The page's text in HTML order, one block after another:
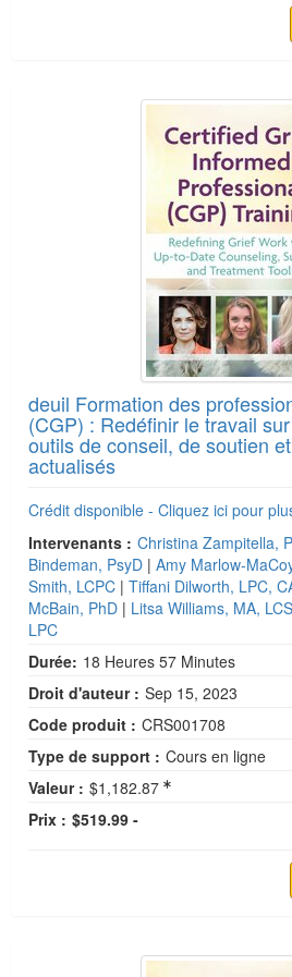
deuil Formation des
(CGP) : Redéfinir le travail
outils de conseil, de soutien
actualisés
Crédit disponible - Cliquez ici pour
Intervenants : Christina Zampitella,
Bindeman, PsyD | Amy Marlow-
Smith, LCPC | Tiffani Dilworth, LPC,
McBain, PhD | Litsa Williams, MA,
LPC
Durée: 18 Heures 57 Minutes
Droit d'auteur : Sep 15, 2023
Code produit : CRS001708
Type de support : Cours en ligne
Valeur : $1,182.87
Prix : $519.99 -